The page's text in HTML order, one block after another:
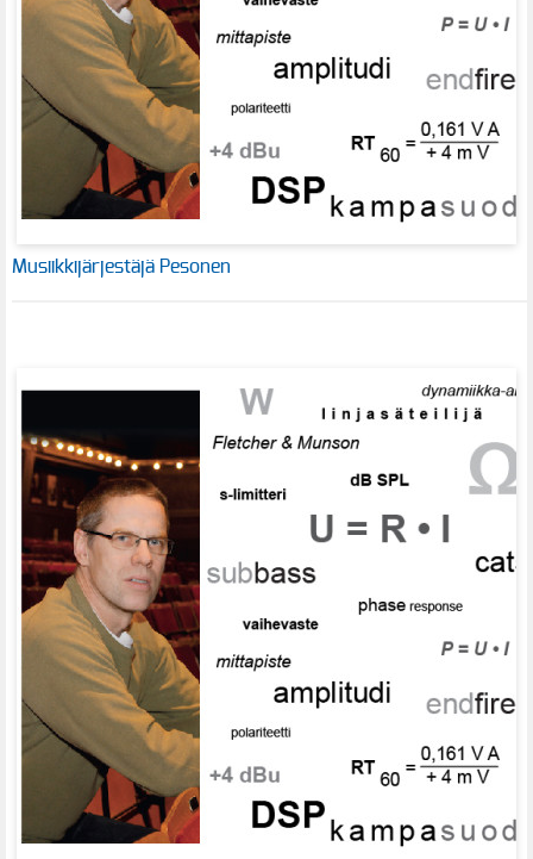
Musiikkijärjestäjä Pesonen